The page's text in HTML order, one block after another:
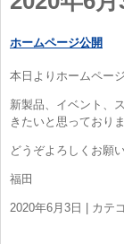
ホームページ公開
本日よりホームペー
新製品、イベント、
きたいと思っておりま
どうぞよろしくお願
福田
2020年6月3日 | カテ